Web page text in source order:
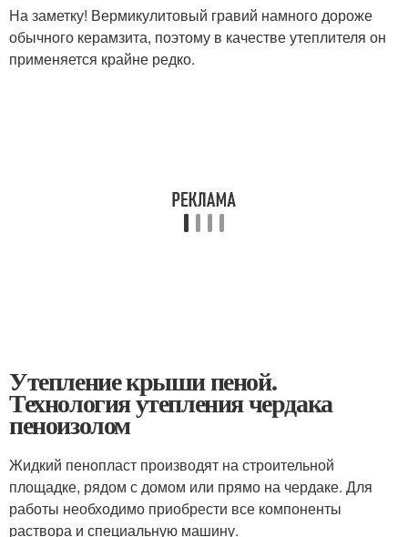
На заметку! Вермикулитовый гравий намного дороже
обычного керамзита, поэтому в качестве утеплителя он
применяется крайне редко.
Утепление крыши пеной.
Технология утепления чердака
пеноизолом
Жидкий пенопласт производят на строительной
площадке, рядом с домом или прямо на чердаке. Для
работы необходимо приобрести все компоненты
раствора и специальную машину.